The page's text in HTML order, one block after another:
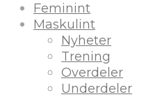
Feminint
Maskulint
Nyheter
Trening
Overdeler
Underdeler